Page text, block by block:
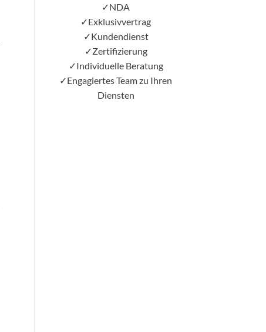
✓NDA
✓Exklusivvertrag
✓Kundendienst
✓Zertifizierung
✓Individuelle Beratung
✓Engagiertes Team zu Ihren
Diensten